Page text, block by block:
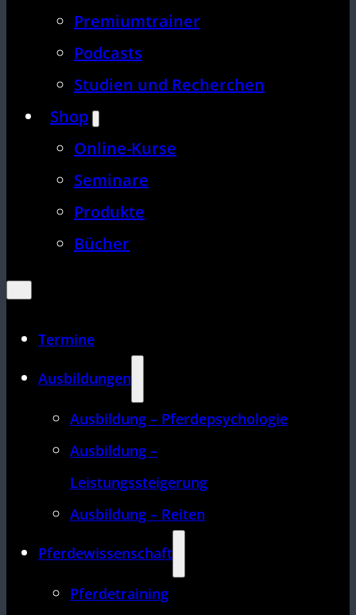
Premiumtrainer
Podcasts
Studien und Recherchen
Shop
Online-Kurse
Seminare
Produkte
Bücher
Termine
Ausbildungen
Ausbildung – Pferdepsychologie
Ausbildung –
Leistungssteigerung
Ausbildung – Reiten
Pferdewissenschaft
Pferdetraining